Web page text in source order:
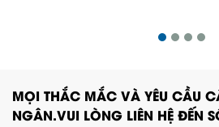
MỌI THẮC MẮC VÀ YÊU CẦU
NGÂN.VUI LÒNG LIÊN HỆ ĐẾN